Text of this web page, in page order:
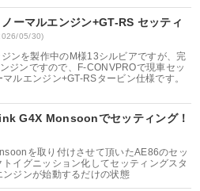
ーマルエンジン+GT-RS セッティ
05/30)
ンを製作中のM様13シルビアですが、完
ジンですので、F-CONVPROで現車セッ
ルエンジン+GT-RSタービン仕様です。
G4X Monsoonでセッティング！
を取り付けさせて頂いたAE86のセッ
イグニッション化してセッティングスタ
ジンが始動するだけの状態